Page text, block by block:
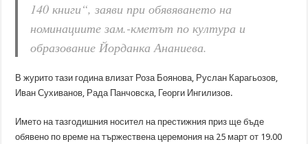
140 книги“, заяви при обявяването на
номинациите зам.-кметът по култура и
образование Йорданка Ананиева.
В журито тази година влизат Роза Боянова, Руслан Карагьозов,
Иван Сухиванов, Рада Панчовска, Георги Ингилизов.
Името на тазгодишния носител на престижния приз ще бъде
обявено по време на тържествена церемония на 25 март от 19.00